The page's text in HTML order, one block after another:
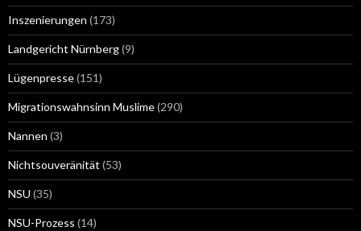
Inszenierungen (173)
Landgericht Nürnberg(9)
Lügenpresse(151)
Migrationswahnsinn Muslime(290)
Nannen (3)
Nichtsouveränität (53)
NSU (35)
NSU-Prozess (14)